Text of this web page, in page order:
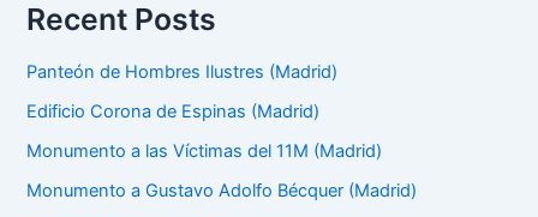
Recent Posts
Panteón de Hombres Ilustres (Madrid)
Edificio Corona de Espinas (Madrid)
Monumento a las Víctimas del 11M (Madrid)
Monumento a Gustavo Adolfo Bécquer (Madrid)